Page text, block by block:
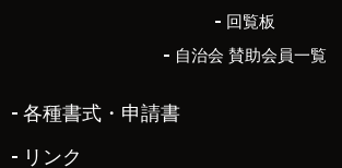
回覧板
自治会 賛助会員一覧
各種書式・申請書
リンク